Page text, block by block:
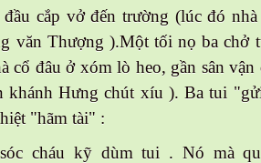
cắp vở đến trường (lúc đó
văn Thượng ).Một tối nọ ba chở
cổ đâu ở xóm lò heo, gần sân
khánh Hưng chút xíu ). Ba tui
"hãm tài" :
cháu kỹ dùm tui . Nó mà